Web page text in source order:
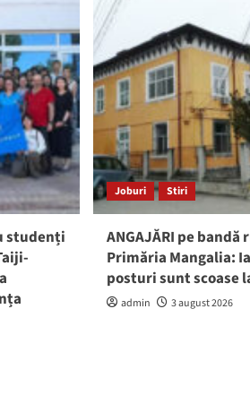
studenți
Joburi Stiri
ANGAJĂRI pe bandă
Primăria Mangalia:
posturi sunt scoase
admin 3 august 2026